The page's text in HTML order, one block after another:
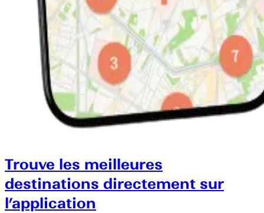
Trouve les meilleures
destinations directement sur
l’application